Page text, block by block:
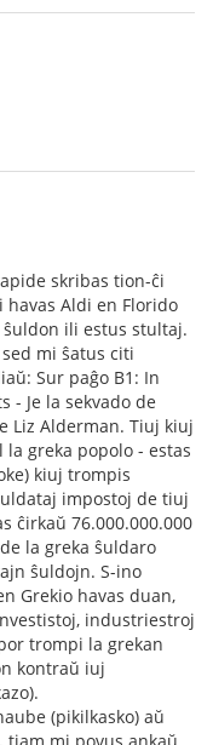
skribas tion-ĉi
Aldi en Florido
ŝuldon ili estus stultaj.
mi ŝatus citi
Sur paĝo B1: In
- Je la sekvado de
Liz Alderman. Tiuj kiuj
greka popolo - estas
kiuj trompis
impostoj de tiuj
ĉirkaŭ 76.000.000.000
la greka ŝuldaro
ŝuldojn. S-ino
Grekio havas duan,
industriestroj
trompi la grekan
kontraŭ iuj
(pikilkasko) aŭ